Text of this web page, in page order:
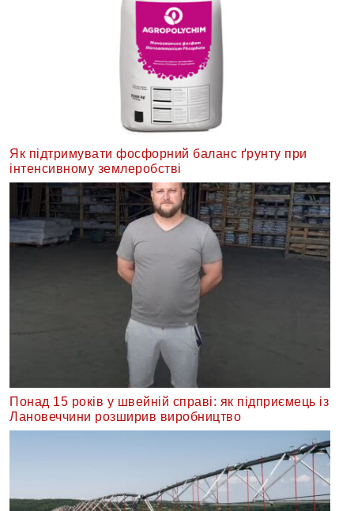
Як підтримувати фосфорний баланс ґрунту при
інтенсивному землеробстві
Понад 15 років у швейній справі: як підприємець із
Лановеччини розширив виробництво